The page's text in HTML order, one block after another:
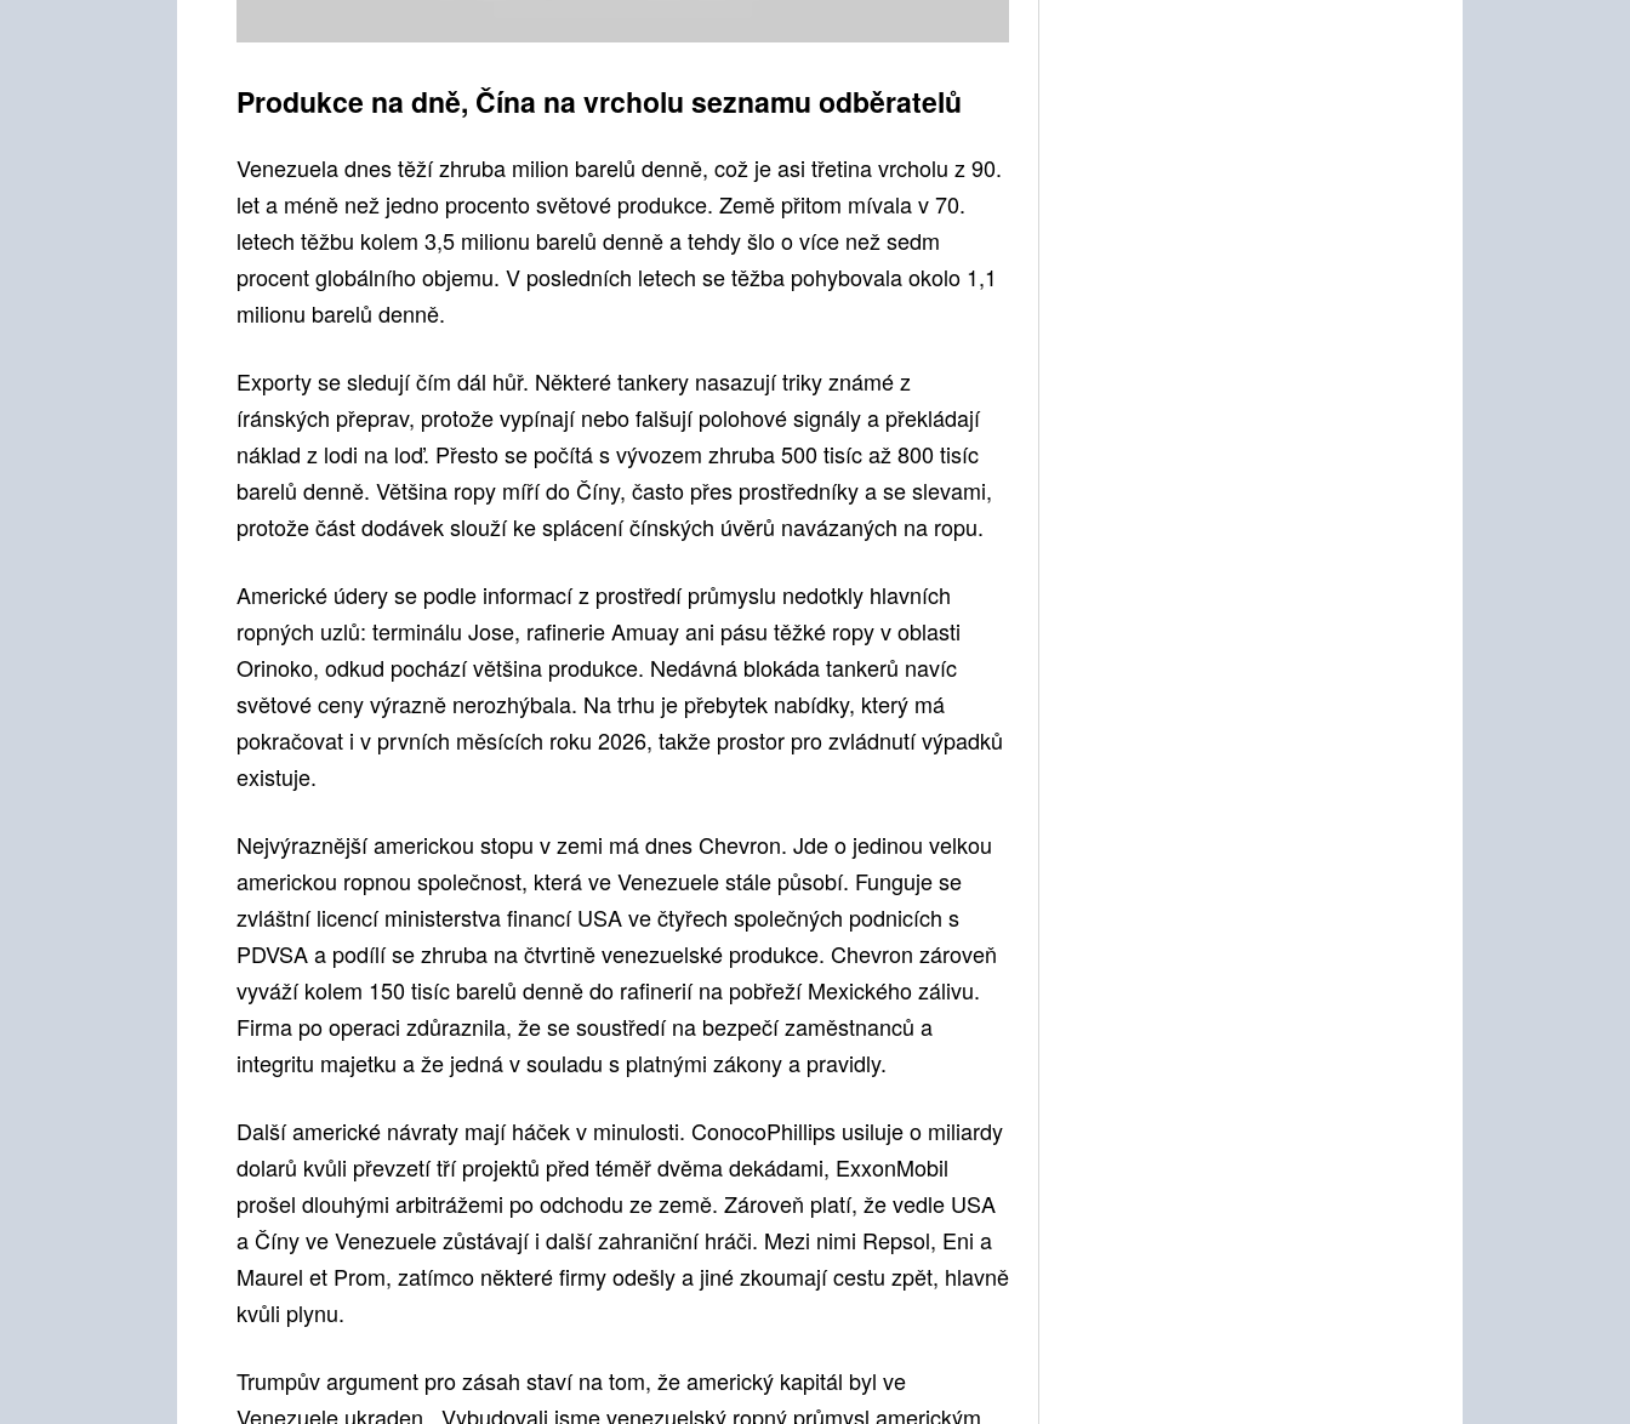
Produkce na dně, Čína na vrcholu seznamu odběratelů
Venezuela dnes těží zhruba milion barelů denně, což je asi třetina vrcholu z 90.
let a méně než jedno procento světové produkce. Země přitom mívala v 70.
letech těžbu kolem 3,5 milionu barelů denně a tehdy šlo o více než sedm
procent globálního objemu. V posledních letech se těžba pohybovala okolo 1,1
milionu barelů denně.
Exporty se sledují čím dál hůř. Některé tankery nasazují triky známé z
íránských přeprav, protože vypínají nebo falšují polohové signály a překládají
náklad z lodi na loď. Přesto se počítá s vývozem zhruba 500 tisíc až 800 tisíc
barelů denně. Většina ropy míří do Číny, často přes prostředníky a se slevami,
protože část dodávek slouží ke splácení čínských úvěrů navázaných na ropu.
Americké údery se podle informací z prostředí průmyslu nedotkly hlavních
ropných uzlů: terminálu Jose, rafinerie Amuay ani pásu těžké ropy v oblasti
Orinoko, odkud pochází většina produkce. Nedávná blokáda tankerů navíc
světové ceny výrazně nerozhýbala. Na trhu je přebytek nabídky, který má
pokračovat i v prvních měsících roku 2026, takže prostor pro zvládnutí výpadků
existuje.
Nejvýraznější americkou stopu v zemi má dnes Chevron. Jde o jedinou velkou
americkou ropnou společnost, která ve Venezuele stále působí. Funguje se
zvláštní licencí ministerstva financí USA ve čtyřech společných podnicích s
PDVSA a podílí se zhruba na čtvrtině venezuelské produkce. Chevron zároveň
vyváží kolem 150 tisíc barelů denně do rafinerií na pobřeží Mexického zálivu.
Firma po operaci zdůraznila, že se soustředí na bezpečí zaměstnanců a
integritu majetku a že jedná v souladu s platnými zákony a pravidly.
Další americké návraty mají háček v minulosti. ConocoPhillips usiluje o miliardy
dolarů kvůli převzetí tří projektů před téměř dvěma dekádami, ExxonMobil
prošel dlouhými arbitrážemi po odchodu ze země. Zároveň platí, že vedle USA
a Číny ve Venezuele zůstávají i další zahraniční hráči. Mezi nimi Repsol, Eni a
Maurel et Prom, zatímco některé firmy odešly a jiné zkoumají cestu zpět, hlavně
kvůli plynu.
Trumpův argument pro zásah staví na tom, že americký kapitál byl ve
Venezuele ukraden. „Vybudovali jsme venezuelský ropný průmysl americkým